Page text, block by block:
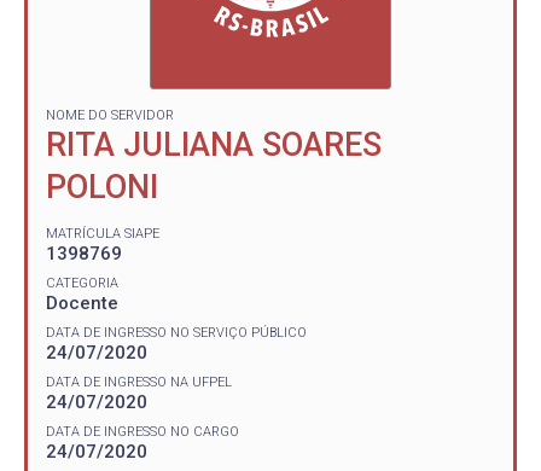
NOME DO SERVIDOR
RITA JULIANA SOARES
POLONI
MATRÍCULA SIAPE
1398769
CATEGORIA
Docente
DATA DE INGRESSO NO SERVIÇO PÚBLICO
24/07/2020
DATA DE INGRESSO NA UFPEL
24/07/2020
DATA DE INGRESSO NO CARGO
24/07/2020